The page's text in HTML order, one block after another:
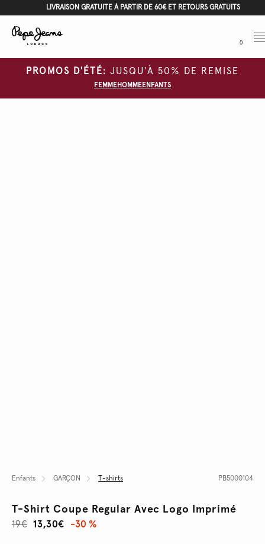
LIVRAISON GRATUITE À PARTIR DE 60€ ET RETOURS GRATUITS
0
PROMOS D'ÉTÉ: JUSQU'À 50% DE REMISE
FEMMEHOMMEENFANTS
Enfants GARÇON T-shirts PB5000104
T-Shirt Coupe Regular Avec Logo Imprimé
13,30€
19€ -30 %